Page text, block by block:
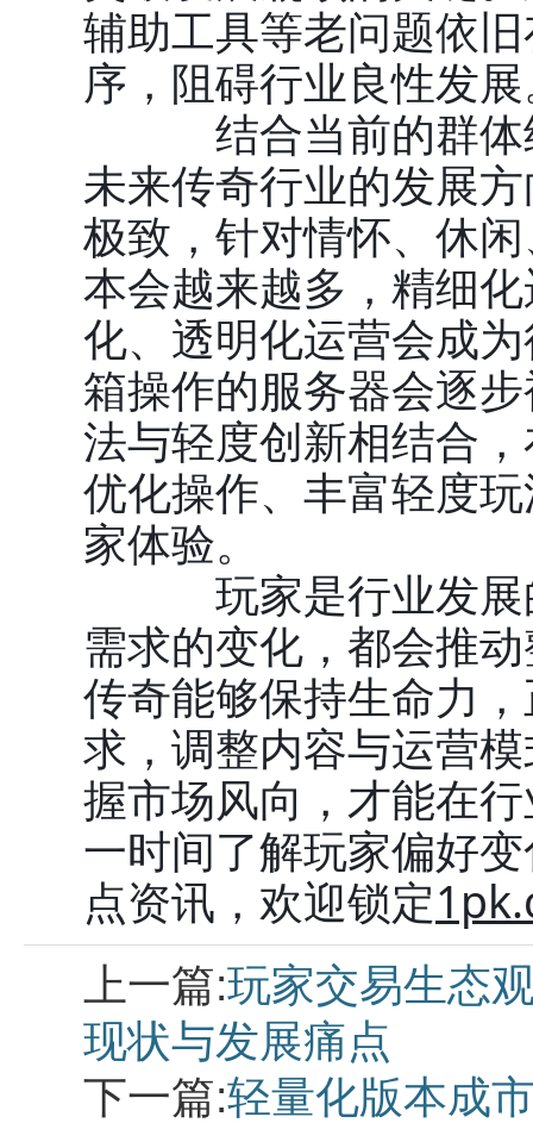
辅助工具等老问题依
序，阻碍行业良性发
结合当前的群体结
未来传奇行业的发展
极致，针对情怀、休
本会越来越多，精细
化、透明化运营会成
箱操作的服务器会逐
法与轻度创新相结合
优化操作、丰富轻度
家体验。
玩家是行业发展的
需求的变化，都会推
传奇能够保持生命力
求，调整内容与运营
握市场风向，才能在
一时间了解玩家偏好
点资讯，欢迎锁定
上一篇:玩家交易生态
现状与发展痛点
下一篇:轻量化版本成